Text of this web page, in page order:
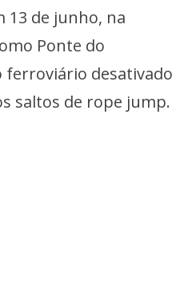
13 de junho, na
Ponte do
ferroviário desativado
saltos de rope jump.